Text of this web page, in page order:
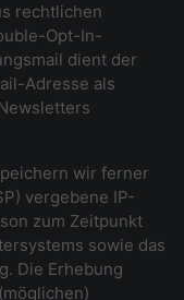
rechtlichen
Opt-In-
dient der
Adresse als
wir ferner
vergebene IP-
zum Zeitpunkt
sowie das
Die Erhebung